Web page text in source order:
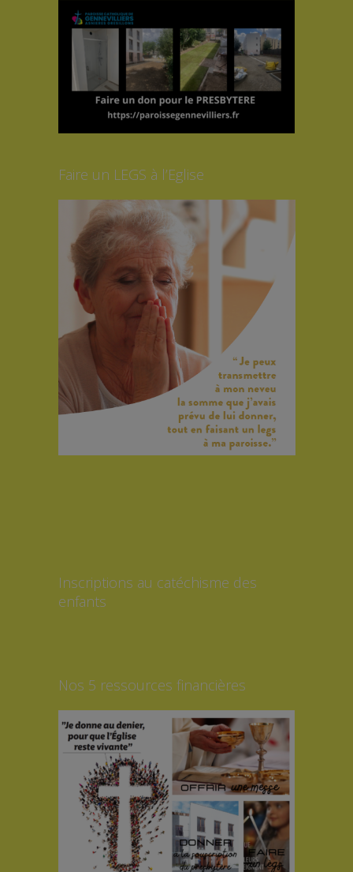
Faire un LEGS à l’Eglise
Inscriptions au catéchisme des
enfants
Nos 5 ressources financières